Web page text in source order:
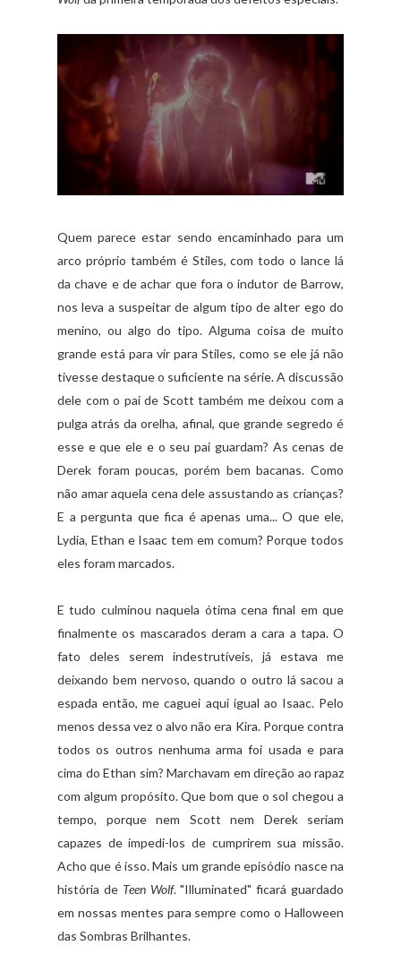
Quem parece estar sendo encaminhado para um
arco próprio também é Stiles, com todo o lance lá
da chave e de achar que fora o indutor de Barrow,
nos leva a suspeitar de algum tipo de alter ego do
menino, ou algo do tipo. Alguma coisa de muito
grande está para vir para Stiles, como se ele já não
tivesse destaque o suficiente na série. A discussão
dele com o pai de Scott também me deixou com a
pulga atrás da orelha, afinal, que grande segredo é
esse e que ele e o seu pai guardam? As cenas de
Derek foram poucas, porém bem bacanas. Como
não amar aquela cena dele assustando as crianças?
E a pergunta que fica é apenas uma... O que ele,
Lydia, Ethan e Isaac tem em comum? Porque todos
eles foram marcados.
E tudo culminou naquela ótima cena final em que
finalmente os mascarados deram a cara a tapa. O
fato deles serem indestrutíveis, já estava me
deixando bem nervoso, quando o outro lá sacou a
espada então, me caguei aqui igual ao Isaac. Pelo
menos dessa vez o alvo não era Kira. Porque contra
todos os outros nenhuma arma foi usada e para
cima do Ethan sim? Marchavam em direção ao rapaz
com algum propósito. Que bom que o sol chegou a
tempo, porque nem Scott nem Derek seriam
capazes de impedi-los de cumprirem sua missão.
Acho que é isso. Mais um grande episódio nasce na
história de Teen Wolf. "Illuminated" ficará guardado
em nossas mentes para sempre como o Halloween
das Sombras Brilhantes.